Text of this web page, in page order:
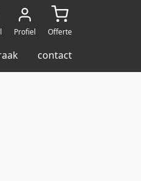
Profiel Offerte
contact